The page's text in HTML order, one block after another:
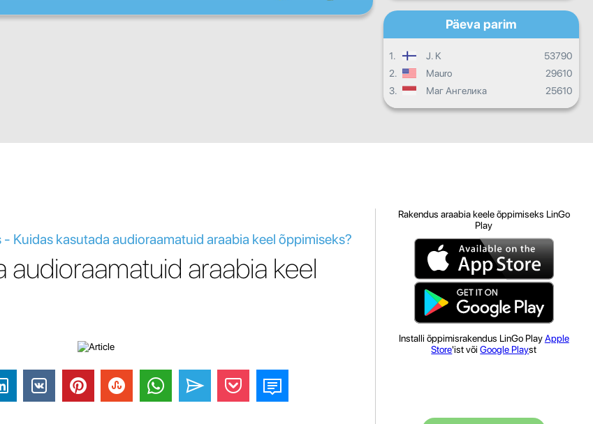
Päeva parim
1. J. K
53790
2.
Mauro
29610
3.
Маг Ангелика 25610
Kuidas kasutada audioraamatuid araabia keel õppimiseks?
audioraamatuid araabia keel
Rakendus araabia keele õppimiseks LinGo
Play
Installi õppimisrakendus LinGo PlayApple
Store'ist võiGoogle Playst